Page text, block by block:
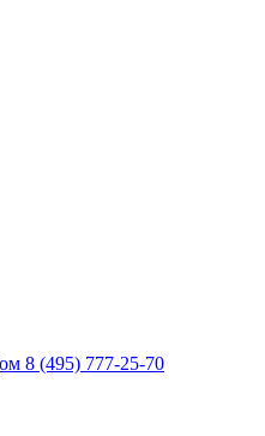
8 (495) 777-25-70